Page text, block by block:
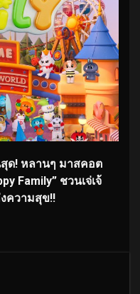
ด! หลานๆ มาสคอต
Family” ชวนเจ่เจ้
ความสุข!!